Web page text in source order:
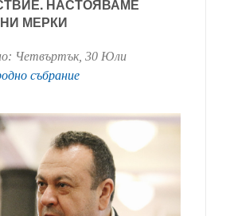
НАСТОЯВАМЕ
МЕРКИ
Четвъртък, 30 Юли
събрание